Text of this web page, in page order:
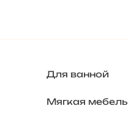
Для ванной
Мягкая мебель